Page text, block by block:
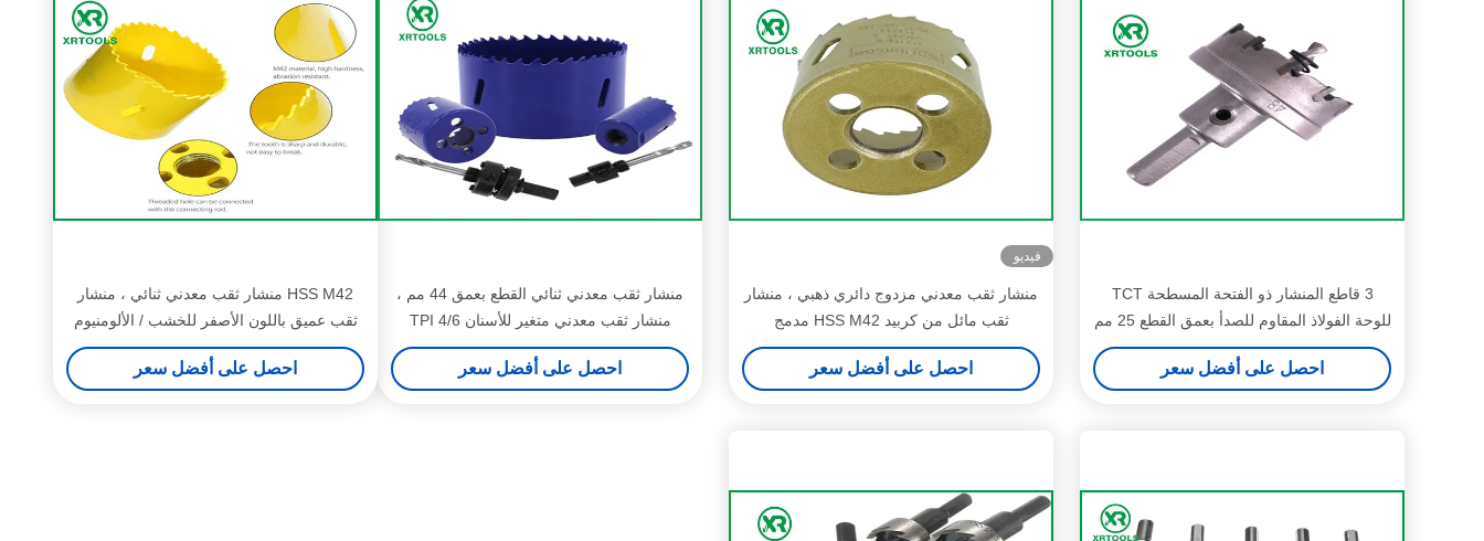
3 قاطع المنشار ذو الفتحة المسطحة TCT
للوحة الفولاذ المقاوم للصدأ بعمق القطع 25 مم
احصل على أفضل سعر
فيديو
منشار ثقب معدني مزدوج دائري ذهبي ، منشار
ثقب مائل من كربيد HSS M42 مدمج
احصل على أفضل سعر
منشار ثقب معدني ثنائي القطع بعمق 44 مم ،
منشار ثقب معدني متغير للأسنان 4/6 TPI
احصل على أفضل سعر
HSS M42 منشار ثقب معدني ثنائي ، منشار
ثقب عميق باللون الأصفر للخشب / الألومنيوم
احصل على أفضل سعر